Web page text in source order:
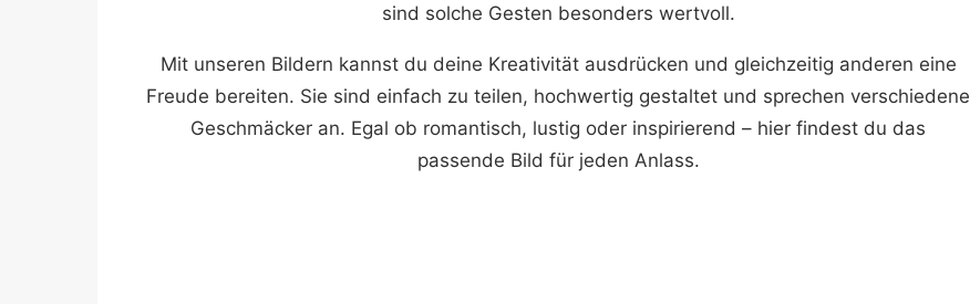
sind solche Gesten besonders wertvoll.
Mit unseren Bildern kannst du deine Kreativität ausdrücken und gleichzeitig anderen eine
Freude bereiten. Sie sind einfach zu teilen, hochwertig gestaltet und sprechen verschiedene
Geschmäcker an. Egal ob romantisch, lustig oder inspirierend – hier findest du das
passende Bild für jeden Anlass.